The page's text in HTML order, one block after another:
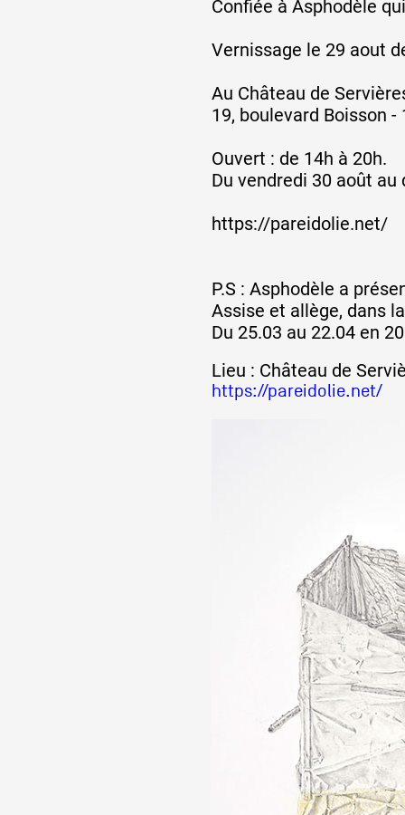
Confiée à Asphodèle
Vernissage le 29 aout
Au Château de
19, boulevard Boisson
Ouvert : de 14h à 20h.
Du vendredi 30 août
https://pareidolie.net/
P.S : Asphodèle a
Assise et allège, dans
Du 25.03 au 22.04 en
Lieu : Château de
https://pareidolie.net/